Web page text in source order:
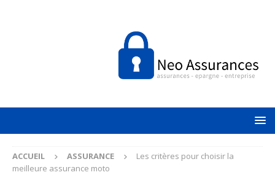
ACCUEIL ASSURANCE
Les critères pour choisir la
meilleure assurance moto